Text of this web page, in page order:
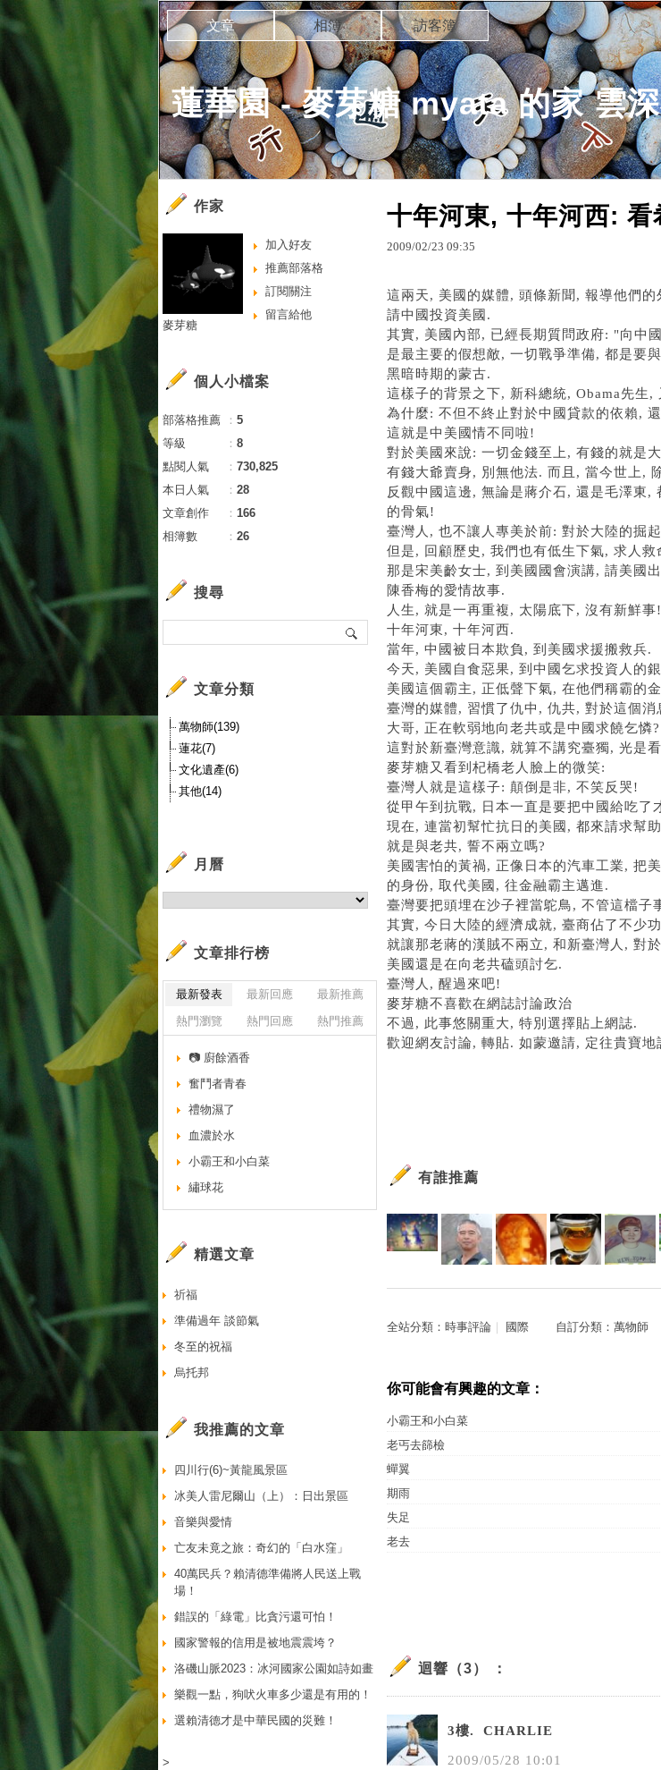
蓮華園 - 麥芽糖 myata 的家 雲
文章 相簿 訪客簿
十年河東, 十年河西:
2009/02/23 09:35
這兩天, 美國的媒體, 頭條新聞, 報導他們
請中國投資美國.
其實, 美國內部, 已經長期質問政府: "向中
是最主要的假想敵, 一切戰爭準備, 都是要
黑暗時期的蒙古.
這樣子的背景之下, 新科總統, Obama先生
為什麼: 不但不終止對於中國貸款的依賴,
這就是中美國情不同啦!
對於美國來說: 一切金錢至上, 有錢的就是
有錢大爺賣身, 別無他法. 而且, 當今世上,
反觀中國這邊, 無論是蔣介石, 還是毛澤東,
的骨氣!
臺灣人, 也不讓人專美於前: 對於大陸的掘
但是, 回顧歷史, 我們也有低生下氣, 求人救
那是宋美齡女士, 到美國國會演講, 請美國
陳香梅的愛情故事.
人生, 就是一再重複, 太陽底下, 沒有新鮮事!
十年河東, 十年河西.
當年, 中國被日本欺負, 到美國求援搬救兵.
今天, 美國自食惡果, 到中國乞求投資人的
美國這個霸主, 正低聲下氣, 在他們稱霸的
臺灣的媒體, 習慣了仇中, 仇共, 對於這個
大哥, 正在軟弱地向老共或是中國求饒乞憐?
這對於新臺灣意識, 就算不講究臺獨, 光是
麥芽糖又看到杞橋老人臉上的微笑:
臺灣人就是這樣子: 顛倒是非, 不笑反哭!
從甲午到抗戰, 日本一直是要把中國給吃了
現在, 連當初幫忙抗日的美國, 都來請求幫
就是與老共, 誓不兩立嗎?
美國害怕的黃禍, 正像日本的汽車工業, 把
的身份, 取代美國, 往金融霸主邁進.
臺灣要把頭埋在沙子裡當鴕鳥, 不管這檔子
其實, 今日大陸的經濟成就, 臺商佔了不少
就讓那老蔣的漢賊不兩立, 和新臺灣人, 對
美國還是在向老共磕頭討乞.
臺灣人, 醒過來吧!
麥芽糖不喜歡在網誌討論政治
不過, 此事悠關重大, 特別選擇貼上網誌.
歡迎網友討論, 轉貼. 如蒙邀請, 定往貴寶地
有誰推薦
全站分類： 時事評論 國際 自訂分類： 萬物師
你可能會有興趣的文章：
小霸王和小白菜
老丐去篩檢
蟬翼
期雨
失足
老去
迴響（3） ：
3樓. CHARLIE
2009/05/28 10:01
作家
加入好友
推薦部落格
訂閱關注
留言給他
麥芽糖
個人小檔案
部落格推薦 ： 5
等級
： 8
點閱人氣
： 730,825
本日人氣
： 28
文章創作
： 166
相簿數
： 26
搜尋
文章分類
萬物師(139)
蓮花(7)
文化遺產(6)
其他(14)
月曆
文章排行榜
最新發表 最新回應
最新推薦
熱門瀏覽
熱門回應 熱門推薦
📷 廚餘酒香
奮鬥者青春
禮物濕了
血濃於水
小霸王和小白菜
繡球花
精選文章
祈福
準備過年 談節氣
冬至的祝福
烏托邦
我推薦的文章
四川行(6)~黃龍風景區
冰美人雷尼爾山（上）：日出景區
音樂與愛情
亡友未竟之旅：奇幻的「白水窪」
40萬民兵？賴清德準備將人民送上戰
場！
錯誤的「綠電」比貪污還可怕！
國家警報的信用是被地震震垮？
洛磯山脈2023：冰河國家公園如詩如畫
樂觀一點，狗吠火車多少還是有用的！
選賴清德才是中華民國的災難！
>